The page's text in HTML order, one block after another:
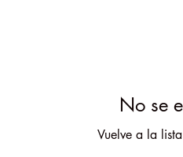
No se
Vuelve a la